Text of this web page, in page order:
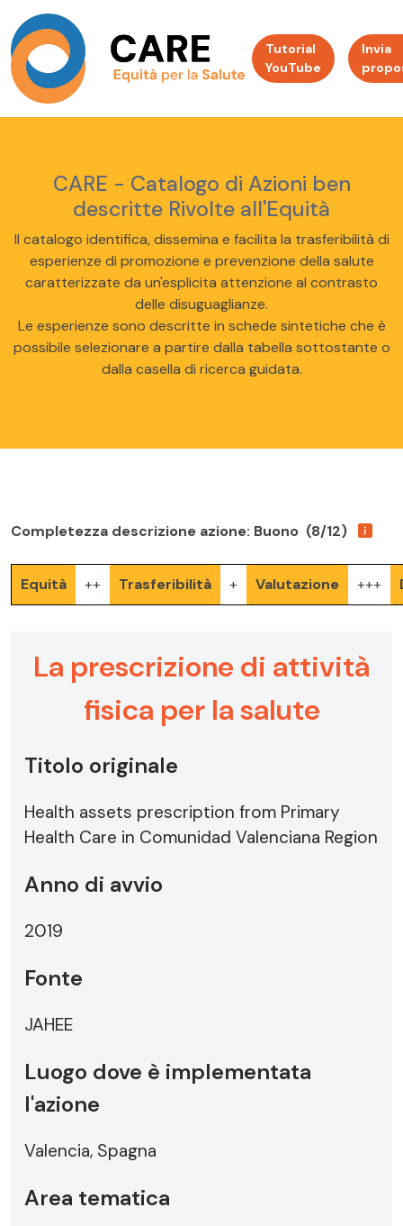
Tutorial
YouTube
Invia
CARE - Catalogo di Azioni ben
descritte Rivolte all'Equità
Il catalogo identifica, dissemina e facilita la trasferibilità di
esperienze di promozione e prevenzione della salute
caratterizzate da un'esplicita attenzione al contrasto
delle disuguaglianze.
Le esperienze sono descritte in schede sintetiche che è
possibile selezionare a partire dalla tabella sottostante o
dalla casella di ricerca guidata.
Completezza descrizione azione: Buono (8/12)
Equità ++ Trasferibilità + Valutazione +++
La prescrizione di attività
fisica per la salute
Titolo originale
Health assets prescription from Primary
Health Care in Comunidad Valenciana Region
Anno di avvio
2019
Fonte
JAHEE
Luogo dove è implementata
l'azione
Valencia, Spagna
Area tematica